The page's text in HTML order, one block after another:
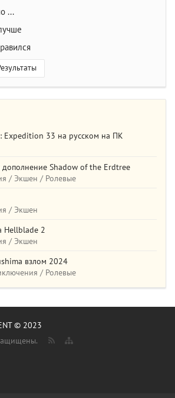
...
Expedition 33 на русском на ПК
дополнение Shadow of the Erdtree
/ Экшен / Ролевые
/ Экшен
Hellblade 2
/ Экшен
взлом 2024
/ Ролевые
© 2023